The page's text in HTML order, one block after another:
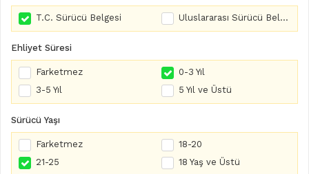
T.C. Sürücü Belgesi Uluslararası Sürücü Belgesi
Ehliyet Süresi
Farketmez
0-3 Yıl
3-5 Yıl
5 Yıl ve Üstü
Sürücü Yaşı
Farketmez
18-20
21-25
18 Yaş ve Üstü